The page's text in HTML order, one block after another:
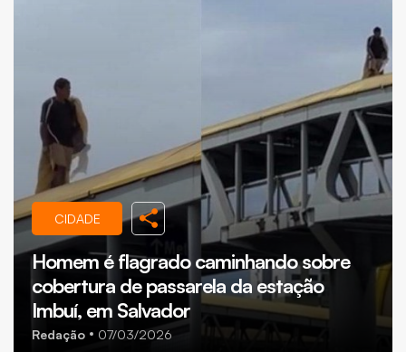
CIDADE
Homem é flagrado caminhando sobre
cobertura de passarela da estação
Imbuí, em Salvador
Redação 07/03/2026